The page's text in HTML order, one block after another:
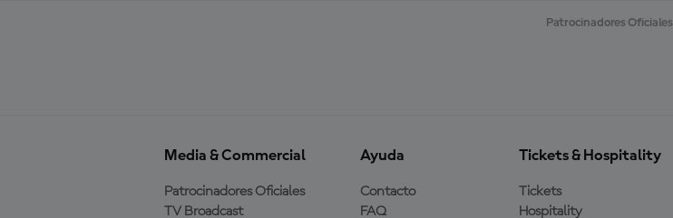
Patrocinadores Oficiales
Media & Commercial
Patrocinadores Oficiales
TV Broadcast
Ayuda
Contacto
FAQ
Tickets & Hospitality
Tickets
Hospitality